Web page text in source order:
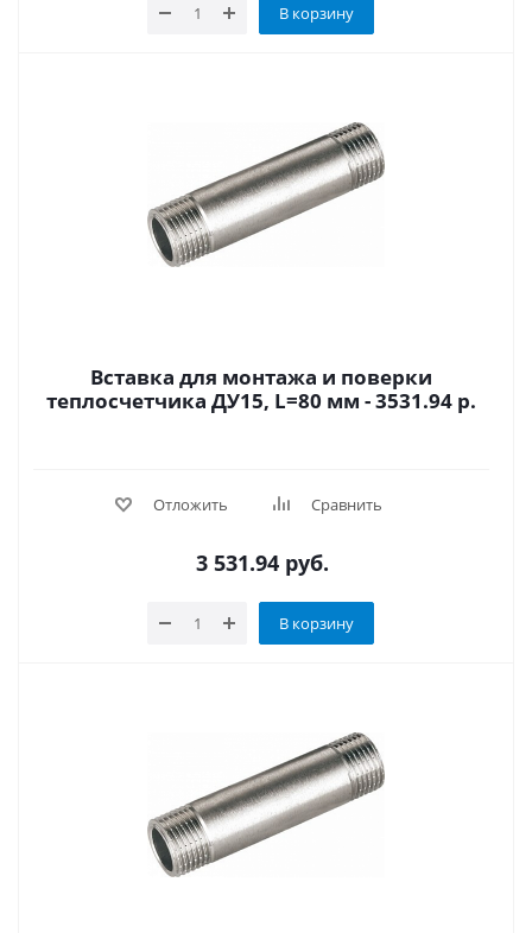
В корзину
Вставка для монтажа и поверки
теплосчетчика ДУ15, L=80 мм - 3531.94 р.
Отложить Сравнить
3 531.94руб.
В корзину